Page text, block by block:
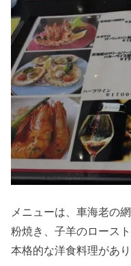
メニューは、車海老の
粉焼き、子羊のロース
本格的な洋食料理があり